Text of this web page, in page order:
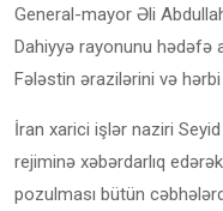
General-mayor Əli
Dahiyyə rayonunu hədəfə
Fələstin ərazilərini və
İran xarici işlər naziri
rejiminə xəbərdarlıq
pozulması bütün